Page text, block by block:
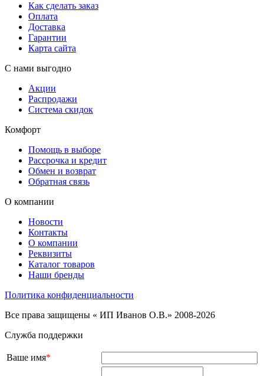
Как сделать заказ
Оплата
Доставка
Гарантии
Карта сайта
С нами выгодно
Акции
Распродажи
Система скидок
Комфорт
Помощь в выборе
Рассрочка и кредит
Обмен и возврат
Обратная связь
О компании
Новости
Контакты
О компании
Реквизиты
Каталог товаров
Наши бренды
Политика конфиденциальности
Все права защищены « ИП Иванов О.В.» 2008-2026
Служба поддержки
Ваше имя*